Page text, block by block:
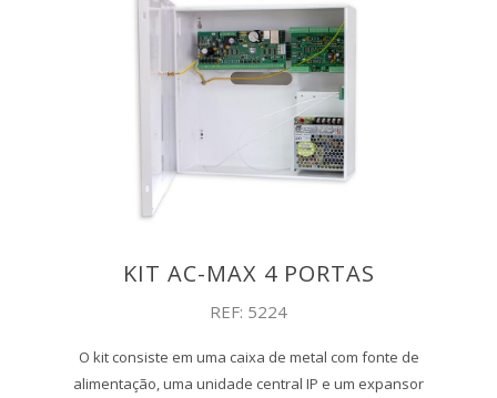
KIT AC-MAX 4 PORTAS
REF: 5224
O kit consiste em uma caixa de metal com fonte de
alimentação, uma unidade central IP e um expansor